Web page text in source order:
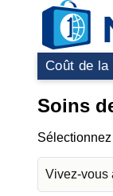
Coût de la
Soins
Vivez-vous